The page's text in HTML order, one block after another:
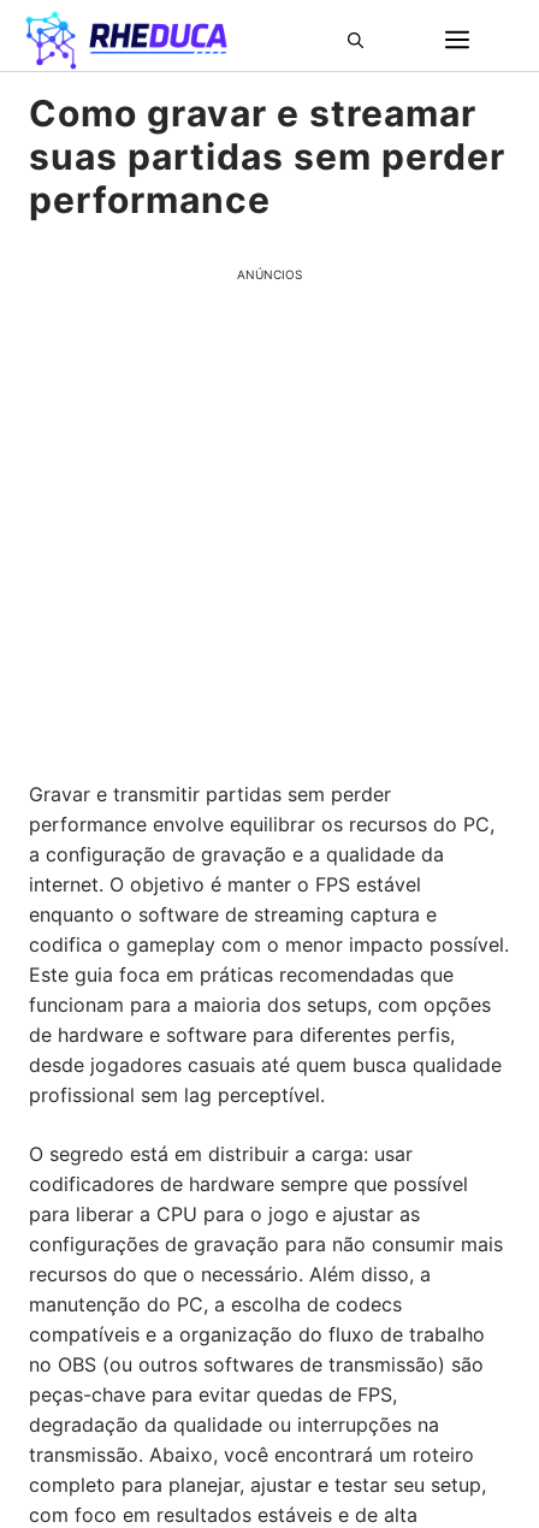
Pular
para
conteúdo
Como gravar e streamar
suas partidas sem perder
performance
ANÚNCIOS
Gravar e transmitir partidas sem perder
performance envolve equilibrar os recursos do PC,
a configuração de gravação e a qualidade da
internet. O objetivo é manter o FPS estável
enquanto o software de streaming captura e
codifica o gameplay com o menor impacto possível.
Este guia foca em práticas recomendadas que
funcionam para a maioria dos setups, com opções
de hardware e software para diferentes perfis,
desde jogadores casuais até quem busca qualidade
profissional sem lag perceptível.
O segredo está em distribuir a carga: usar
codificadores de hardware sempre que possível
para liberar a CPU para o jogo e ajustar as
configurações de gravação para não consumir mais
recursos do que o necessário. Além disso, a
manutenção do PC, a escolha de codecs
compatíveis e a organização do fluxo de trabalho
no OBS (ou outros softwares de transmissão) são
peças-chave para evitar quedas de FPS,
degradação da qualidade ou interrupções na
transmissão. Abaixo, você encontrará um roteiro
completo para planejar, ajustar e testar seu setup,
com foco em resultados estáveis e de alta